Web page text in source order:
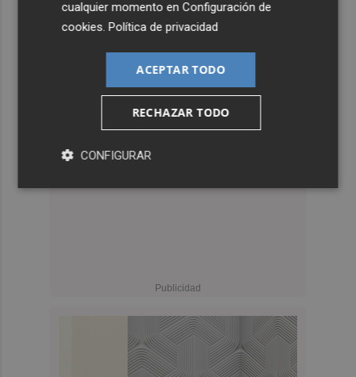
cualquier momento enConfiguración de
cookies.Política de privacidad
ACEPTAR TODO
RECHAZAR TODO
CONFIGURAR